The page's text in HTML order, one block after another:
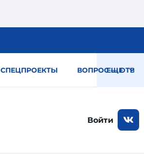
СПЕЦПРОЕКТЫ ВОПРОС — ОТВЕТ
ЕЩЕ
Войти